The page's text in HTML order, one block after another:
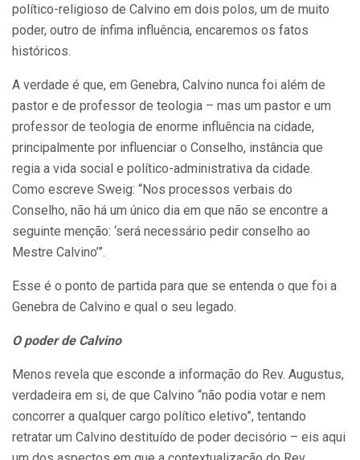
político-religioso de Calvino em dois polos, um de muito
poder, outro de ínfima influência, encaremos os fatos
históricos.
A verdade é que, em Genebra, Calvino nunca foi além de
pastor e de professor de teologia – mas um pastor e um
professor de teologia de enorme influência na cidade,
principalmente por influenciar o Conselho, instância que
regia a vida social e político-administrativa da cidade.
Como escreve Sweig: “Nos processos verbais do
Conselho, não há um único dia em que não se encontre a
seguinte menção: ‘será necessário pedir conselho ao
Mestre Calvino’”.
Esse é o ponto de partida para que se entenda o que foi a
Genebra de Calvino e qual o seu legado.
O poder de Calvino
Menos revela que esconde a informação do Rev. Augustus,
verdadeira em si, de que Calvino “não podia votar e nem
concorrer a qualquer cargo político eletivo”, tentando
retratar um Calvino destituído de poder decisório – eis aqui